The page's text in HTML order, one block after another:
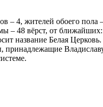
– 4, жителей обоего
– 48 вёрст, от
название Белая
принадлежащие